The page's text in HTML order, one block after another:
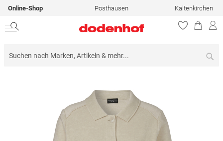
Online-Shop Posthausen Kaltenkirchen